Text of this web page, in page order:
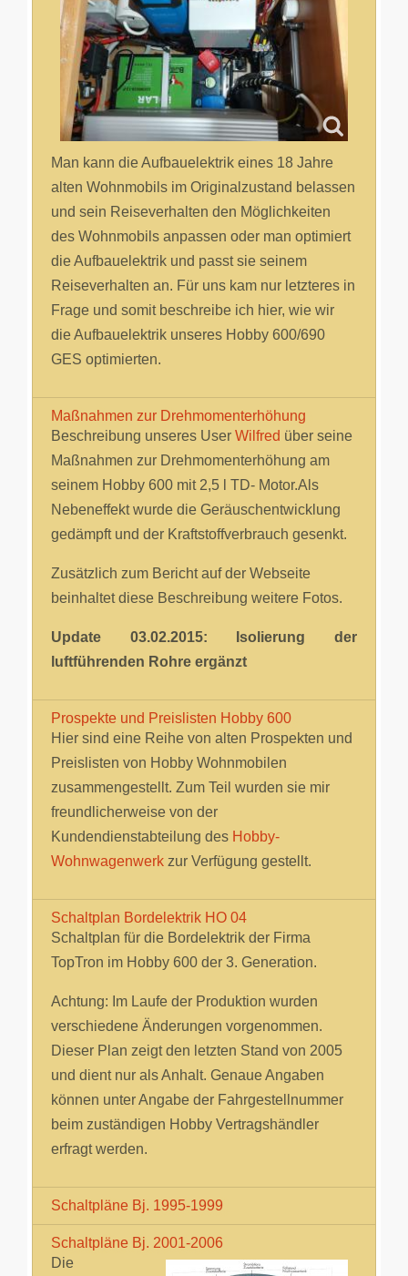
Man kann die Aufbauelektrik eines 18 Jahre
alten Wohnmobils im Originalzustand belassen
und sein Reiseverhalten den Möglichkeiten
des Wohnmobils anpassen oder man optimiert
die Aufbauelektrik und passt sie seinem
Reiseverhalten an. Für uns kam nur letzteres in
Frage und somit beschreibe ich hier, wie wir
die Aufbauelektrik unseres Hobby 600/690
GES optimierten.
Maßnahmen zur Drehmomenterhöhung
Beschreibung unseres User Wilfred über seine
Maßnahmen zur Drehmomenterhöhung am
seinem Hobby 600 mit 2,5 l TD- Motor.Als
Nebeneffekt wurde die Geräuschentwicklung
gedämpft und der Kraftstoffverbrauch gesenkt.
Zusätzlich zum Bericht auf der Webseite
beinhaltet diese Beschreibung weitere Fotos.
Update 03.02.2015: Isolierung der
luftführenden Rohre ergänzt
Prospekte und Preislisten Hobby 600
Hier sind eine Reihe von alten Prospekten und
Preislisten von Hobby Wohnmobilen
zusammengestellt. Zum Teil wurden sie mir
freundlicherweise von der
Kundendienstabteilung des Hobby-
Wohnwagenwerk zur Verfügung gestellt.
Schaltplan Bordelektrik HO 04
Schaltplan für die Bordelektrik der Firma
TopTron im Hobby 600 der 3. Generation.
Achtung: Im Laufe der Produktion wurden
verschiedene Änderungen vorgenommen.
Dieser Plan zeigt den letzten Stand von 2005
und dient nur als Anhalt. Genaue Angaben
können unter Angabe der Fahrgestellnummer
beim zuständigen Hobby Vertragshändler
erfragt werden.
Schaltpläne Bj. 1995-1999
Schaltpläne Bj. 2001-2006
Die